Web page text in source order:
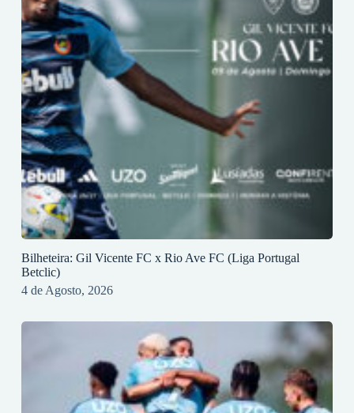
Bilheteira: Gil Vicente FC x Rio Ave FC (Liga Portugal
Betclic)
4 de Agosto, 2026